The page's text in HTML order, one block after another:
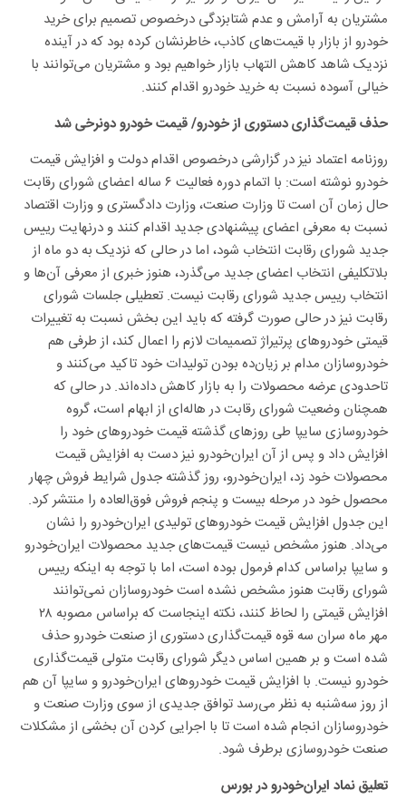
مشتریان به آرامش و عدم شتابزدگی درخصوص تصمیم برای خرید
خودرو از بازار با قیمت‌های کاذب، خاطرنشان کرده بود که‌ در آینده
نزدیک شاهد کاهش التهاب بازار خواهیم بود و مشتریان می‌توانند با
خیالی آسوده نسبت به خرید خودرو اقدام کنند.
حذف قیمت‌گذاری دستوری از خودرو/ قیمت خودرو دونرخی شد
روزنامه اعتماد نیز در گزارشی درخصوص اقدام دولت و افزایش قیمت
خودرو نوشته است: با اتمام دوره فعالیت ۶ ساله اعضای شورای رقابت
حال زمان آن است تا وزارت صنعت، وزارت دادگستری و وزارت اقتصاد
نسبت به معرفی اعضای پیشنهادی جدید اقدام کنند و درنهایت رییس
جدید شورای رقابت انتخاب شود، اما در حالی که نزدیک به دو ماه از
بلاتکلیفی انتخاب اعضای جدید می‌گذرد، هنوز خبری از معرفی آن‌ها و
انتخاب رییس جدید شورای رقابت نیست. تعطیلی جلسات شورای
رقابت نیز در حالی صورت گرفته که باید این بخش نسبت به تغییرات
قیمتی خودرو‌های پرتیراژ تصمیمات لازم را اعمال کند، از طرفی هم
خودروسازان مدام بر زیان‌ده بودن تولیدات خود تاکید می‌کنند و
تاحدودی عرضه محصولات را به بازار کاهش داده‌اند. در حالی که
همچنان وضعیت شورای رقابت در هاله‌ای از ابهام است، گروه
خودروسازی سایپا طی روز‌های گذشته قیمت خودرو‌های خود را
افزایش داد و پس از آن ایران‌خودرو نیز دست به افزایش قیمت
محصولات خود زد، ایران‌خودرو، روز گذشته جدول شرایط فروش چهار
محصول خود در مرحله بیست و پنجم فروش فوق‌العاده را منتشر کرد.
این جدول افزایش قیمت خودرو‌های تولیدی ایران‌خودرو را نشان
می‌داد. هنوز مشخص نیست قیمت‌های جدید محصولات ایران‌خودرو
و سایپا براساس کدام فرمول بوده است، اما با توجه به اینکه رییس
شورای رقابت هنوز مشخص نشده است خودروسازان نمی‌توانند
افزایش قیمتی را لحاظ کنند، نکته اینجاست که براساس مصوبه ۲۸
مهر ماه سران سه قوه قیمت‌گذاری دستوری از صنعت خودرو حذف
شده است و بر همین اساس دیگر شورای رقابت متولی قیمت‌گذاری
خودرو نیست. با افزایش قیمت خودرو‌های ایران‌خودرو و سایپا آن هم
از روز سه‌شنبه به نظر می‌رسد توافق جدیدی از سوی وزارت صنعت و
خودروسازان انجام شده است تا با اجرایی کردن آن بخشی از مشکلات
صنعت خودروسازی برطرف شود.
تعلیق نماد ایران‌خودرو در بورس